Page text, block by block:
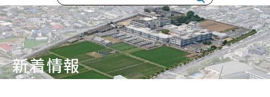
新着情報